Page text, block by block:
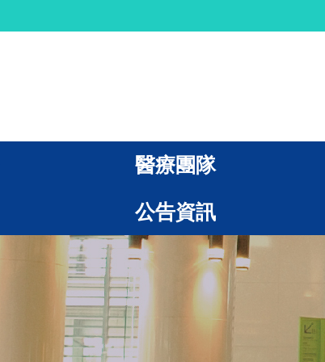
醫療團隊
公告資訊